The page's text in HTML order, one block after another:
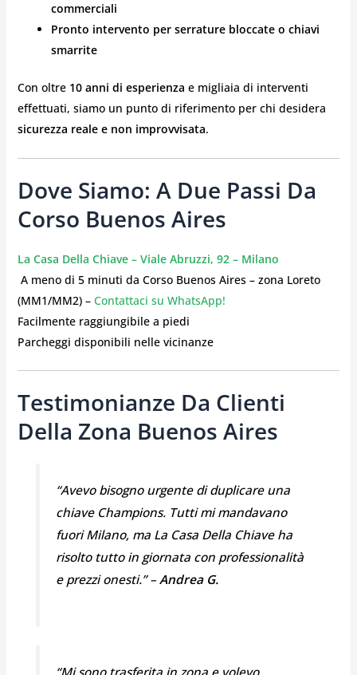
commerciali
Pronto intervento per serrature bloccate o chiavi
smarrite
Con oltre 10 anni di esperienza e migliaia di interventi
effettuati, siamo un punto di riferimento per chi desidera
sicurezza reale e non improvvisata.
Dove Siamo: A Due Passi Da
Corso Buenos Aires
La Casa Della Chiave – Viale Abruzzi, 92 – Milano
️ A meno di 5 minuti da Corso Buenos Aires – zona Loreto
(MM1/MM2) – Contattaci su WhatsApp!
Facilmente raggiungibile a piedi
Parcheggi disponibili nelle vicinanze
Testimonianze Da Clienti
Della Zona Buenos Aires
“Avevo bisogno urgente di duplicare una
chiave Champions. Tutti mi mandavano
fuori Milano, ma La Casa Della Chiave ha
risolto tutto in giornata con professionalità
e prezzi onesti.” –Andrea G.